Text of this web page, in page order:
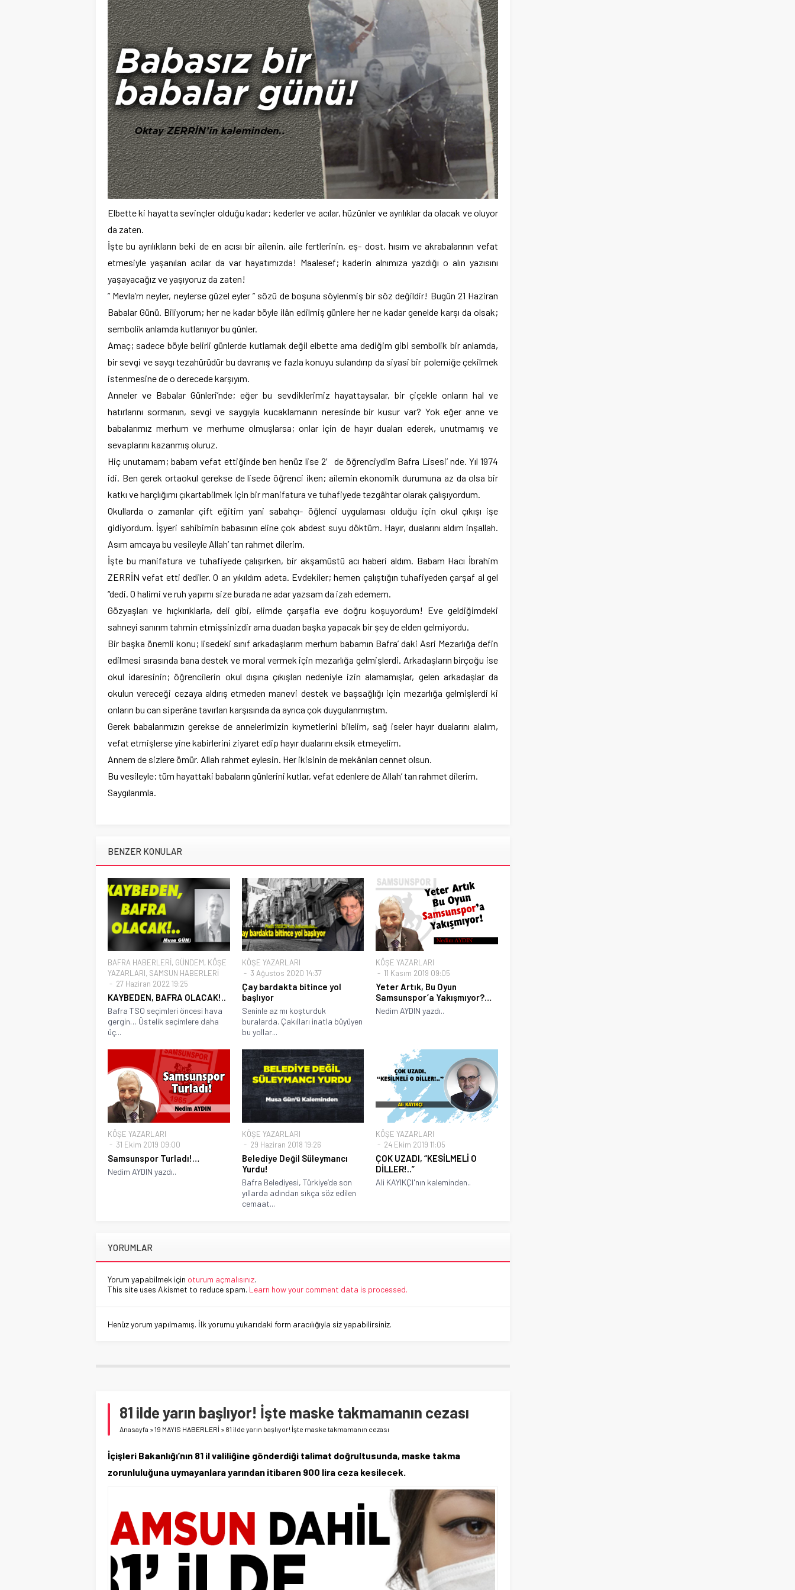
Elbette ki hayatta sevinçler olduğu kadar; kederler ve acılar, hüzünler ve ayrılıklar da olacak ve oluyor
da zaten.
İşte bu ayrılıkların beki de en acısı bir ailenin, aile fertlerinin, eş- dost, hısım ve akrabalarının vefat
etmesiyle yaşanılan acılar da var hayatımızda! Maalesef; kaderin alnımıza yazdığı o alın yazısını
yaşayacağız ve yaşıyoruz da zaten!
” Mevla’m neyler, neylerse güzel eyler ” sözü de boşuna söylenmiş bir söz değildir! Bugün 21 Haziran
Babalar Günü. Biliyorum; her ne kadar böyle ilân edilmiş günlere her ne kadar genelde karşı da olsak;
sembolik anlamda kutlanıyor bu günler.
Amaç; sadece böyle belirli günlerde kutlamak değil elbette ama dediğim gibi sembolik bir anlamda,
bir sevgi ve saygı tezahürüdür bu davranış ve fazla konuyu sulandırıp da siyasi bir polemiğe çekilmek
istenmesine de o derecede karşıyım.
Anneler ve Babalar Günleri’nde; eğer bu sevdiklerimiz hayattaysalar, bir çiçekle onların hal ve
hatırlarını sormanın, sevgi ve saygıyla kucaklamanın neresinde bir kusur var? Yok eğer anne ve
babalarımız merhum ve merhume olmuşlarsa; onlar için de hayır duaları ederek, unutmamış ve
sevaplarını kazanmış oluruz.
Hiç unutamam; babam vefat ettiğinde ben henüz lise 2′ de öğrenciydim Bafra Lisesi’ nde. Yıl 1974
idi. Ben gerek ortaokul gerekse de lisede öğrenci iken; ailemin ekonomik durumuna az da olsa bir
katkı ve harçlığımı çıkartabilmek için bir manifatura ve tuhafiyede tezgâhtar olarak çalışıyordum.
Okullarda o zamanlar çift eğitim yani sabahçı- öğlenci uygulaması olduğu için okul çıkışı işe
gidiyordum. İşyeri sahibimin babasının eline çok abdest suyu döktüm. Hayır, dualarını aldım inşallah.
Asım amcaya bu vesileyle Allah’ tan rahmet dilerim.
İşte bu manifatura ve tuhafiyede çalışırken, bir akşamüstü acı haberi aldım. Babam Hacı İbrahim
ZERRİN vefat etti dediler. O an yıkıldım adeta. Evdekiler; hemen çalıştığın tuhafiyeden çarşaf al gel
“dedi. O halimi ve ruh yapımı size burada ne adar yazsam da izah edemem.
Gözyaşları ve hıçkırıklarla, deli gibi, elimde çarşafla eve doğru koşuyordum! Eve geldiğimdeki
sahneyi sanırım tahmin etmişsinizdir ama duadan başka yapacak bir şey de elden gelmiyordu.
Bir başka önemli konu; lisedeki sınıf arkadaşlarım merhum babamın Bafra’ daki Asri Mezarlığa defin
edilmesi sırasında bana destek ve moral vermek için mezarlığa gelmişlerdi. Arkadaşların birçoğu ise
okul idaresinin; öğrencilerin okul dışına çıkışları nedeniyle izin alamamışlar, gelen arkadaşlar da
okulun vereceği cezaya aldırış etmeden manevi destek ve başsağlığı için mezarlığa gelmişlerdi ki
onların bu can siperâne tavırları karşısında da ayrıca çok duygulanmıştım.
Gerek babalarımızın gerekse de annelerimizin kıymetlerini bilelim, sağ iseler hayır dualarını alalım,
vefat etmişlerse yine kabirlerini ziyaret edip hayır dualarını eksik etmeyelim.
Annem de sizlere ömür. Allah rahmet eylesin. Her ikisinin de mekânları cennet olsun.
Bu vesileyle; tüm hayattaki babaların günlerini kutlar, vefat edenlere de Allah’ tan rahmet dilerim.
Saygılarımla.
BENZER KONULAR
BAFRA HABERLERİ, GÜNDEM, KÖŞE
YAZARLARI, SAMSUN HABERLERİ
27 Haziran 2022 19:25
KAYBEDEN, BAFRA OLACAK!..
Bafra TSO seçimleri öncesi hava
gergin… Üstelik seçimlere daha
üç...
KÖŞE YAZARLARI
3 Ağustos 2020 14:37
Çay bardakta bitince yol
başlıyor
Seninle az mı koşturduk
buralarda. Çakılları inatla büyüyen
bu yollar...
KÖŞE YAZARLARI
11 Kasım 2019 09:05
Yeter Artık, Bu Oyun
Samsunspor’a Yakışmıyor?…
Nedim AYDIN yazdı..
KÖŞE YAZARLARI
31 Ekim 2019 09:00
Samsunspor Turladı!…
Nedim AYDIN yazdı..
KÖŞE YAZARLARI
29 Haziran 2018 19:26
Belediye Değil Süleymancı
Yurdu!
Bafra Belediyesi, Türkiye’de son
yıllarda adından sıkça söz edilen
cemaat...
KÖŞE YAZARLARI
24 Ekim 2019 11:05
ÇOK UZADI, “KESİLMELİ O
DİLLER!..”
Ali KAYIKÇI'nın kaleminden..
YORUMLAR
Yorum yapabilmek için oturum açmalısınız.
This site uses Akismet to reduce spam. Learn how your comment data is processed.
Henüz yorum yapılmamış. İlk yorumu yukarıdaki form aracılığıyla siz yapabilirsiniz.
81 ilde yarın başlıyor! İşte maske takmamanın cezası
Anasayfa »19 MAYIS HABERLERİ » 81 ilde yarın başlıyor! İşte maske takmamanın cezası
İçişleri Bakanlığı’nın 81 il valiliğine gönderdiği talimat doğrultusunda, maske takma
zorunluluğuna uymayanlara yarından itibaren 900 lira ceza kesilecek.